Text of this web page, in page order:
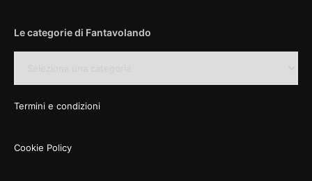
Le categorie di Fantavolando
di
Termini e condizioni
Cookie Policy